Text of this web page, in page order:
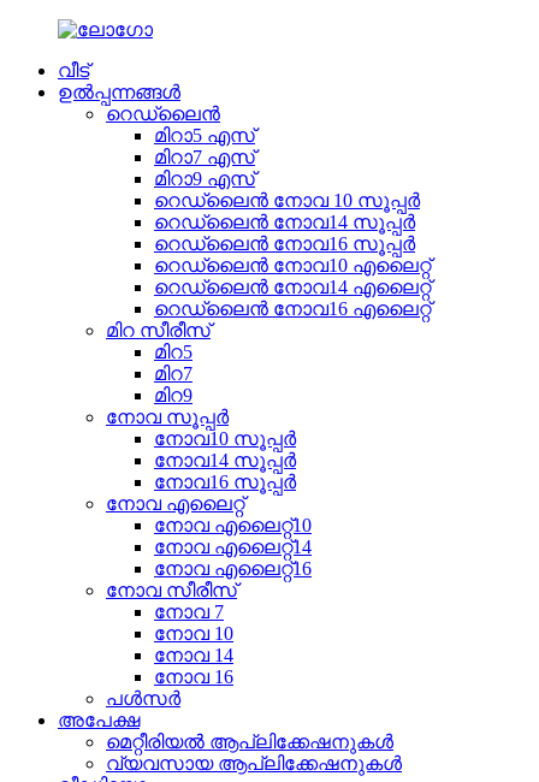
വീട്
ഉൽപ്പന്നങ്ങൾ
റെഡ്‌ലൈൻ
മിറാ5 എസ്
മിറാ7 എസ്
മിറാ9 എസ്
റെഡ്‌ലൈൻ നോവ 10 സൂപ്പർ
റെഡ്‌ലൈൻ നോവ14 സൂപ്പർ
റെഡ്‌ലൈൻ നോവ16 സൂപ്പർ
റെഡ്‌ലൈൻ നോവ10 എലൈറ്റ്
റെഡ്‌ലൈൻ നോവ14 എലൈറ്റ്
റെഡ്‌ലൈൻ നോവ16 എലൈറ്റ്
മിറ സീരീസ്
മിറ5
മിറ7
മിറ9
നോവ സൂപ്പർ
നോവ10 സൂപ്പർ
നോവ14 സൂപ്പർ
നോവ16 സൂപ്പർ
നോവ എലൈറ്റ്
നോവ എലൈറ്റ്10
നോവ എലൈറ്റ്14
നോവ എലൈറ്റ്16
നോവ സീരീസ്
നോവ 7
നോവ 10
നോവ 14
നോവ 16
പൾസർ
അപേക്ഷ
മെറ്റീരിയൽ ആപ്ലിക്കേഷനുകൾ
വ്യവസായ ആപ്ലിക്കേഷനുകൾ